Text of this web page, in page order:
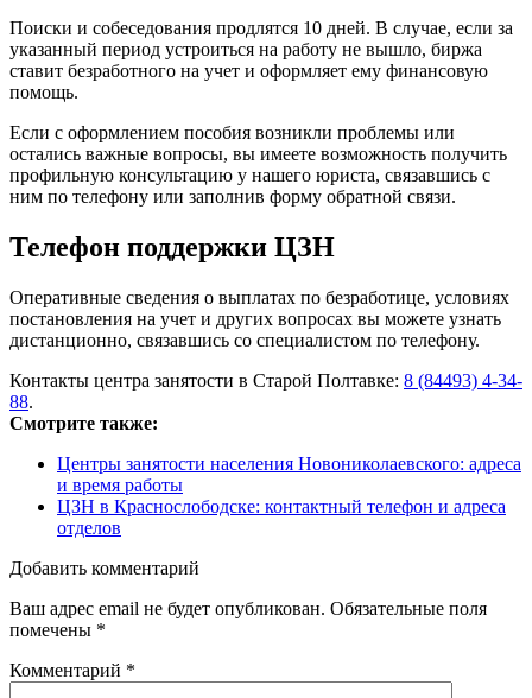
Поиски и собеседования продлятся 10 дней. В случае, если за
указанный период устроиться на работу не вышло, биржа
ставит безработного на учет и оформляет ему финансовую
помощь.
Если с оформлением пособия возникли проблемы или
остались важные вопросы, вы имеете возможность получить
профильную консультацию у нашего юриста, связавшись с
ним по телефону или заполнив форму обратной связи.
Телефон поддержки ЦЗН
Оперативные сведения о выплатах по безработице, условиях
постановления на учет и других вопросах вы можете узнать
дистанционно, связавшись со специалистом по телефону.
Контакты центра занятости в Старой Полтавке: 8 (84493) 4-34-
88.
Смотрите также:
Центры занятости населения Новониколаевского: адреса
и время работы
ЦЗН в Краснослободске: контактный телефон и адреса
отделов
Добавить комментарий
Ваш адрес email не будет опубликован. Обязательные поля
помечены *
Комментарий *